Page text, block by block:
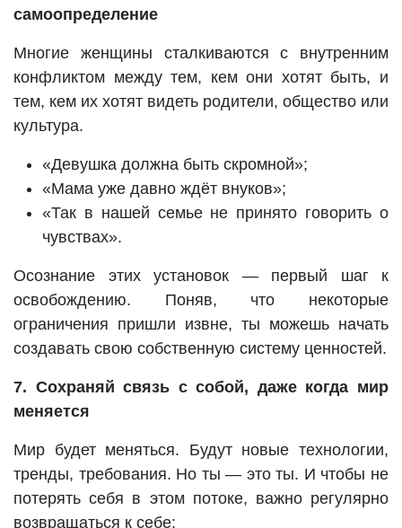
самоопределение
Многие женщины сталкиваются с внутренним
конфликтом между тем, кем они хотят быть, и
тем, кем их хотят видеть родители, общество или
культура.
«Девушка должна быть скромной»;
«Мама уже давно ждёт внуков»;
«Так в нашей семье не принято говорить о
чувствах».
Осознание этих установок — первый шаг к
освобождению. Поняв, что некоторые
ограничения пришли извне, ты можешь начать
создавать свою собственную систему ценностей.
7. Сохраняй связь с собой, даже когда мир
меняется
Мир будет меняться. Будут новые технологии,
тренды, требования. Но ты — это ты. И чтобы не
потерять себя в этом потоке, важно регулярно
возвращаться к себе: